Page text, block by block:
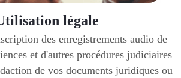
légale
des enregistrements audio de
et d'autres procédures judiciaires
de vos documents juridiques ou